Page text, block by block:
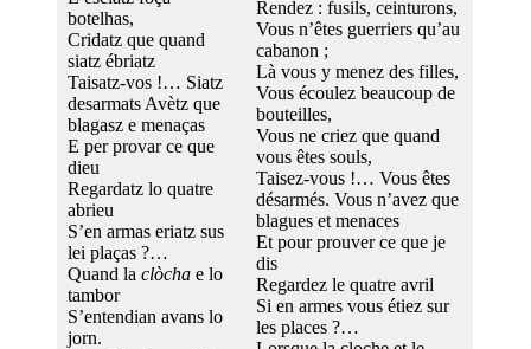
botelhas,
Cridatz que quand
siatz ébriatz
Taisatz-vos !… Siatz
desarmats Avètz que
blagasz e menaças
E per provar ce que
dieu
Regardatz lo quatre
abrieu
S’en armas eriatz sus
lei plaças ?…
Quand la clòcha e lo
tambor
S’entendian avans lo
jorn.
Rendez : fusils, ceinturons,
Vous n’êtes guerriers qu’au
cabanon ;
Là vous y menez des filles,
Vous écoulez beaucoup de
bouteilles,
Vous ne criez que quand
vous êtes souls,
Taisez-vous !… Vous êtes
désarmés. Vous n’avez que
blagues et menaces
Et pour prouver ce que je
dis
Regardez le quatre avril
Si en armes vous étiez sur
les places ?…